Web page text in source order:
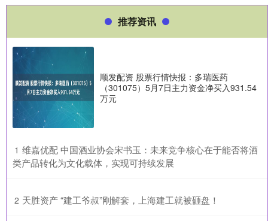
推荐资讯
顺发配资 股票行情快报：多瑞医药
（301075）5月7日主力资金净买入931.54
万元
1 ​维嘉优配 中国酒业协会宋书玉：未来竞争核心在于能否将酒
类产品转化为文化载体，实现可持续发展
2 ​天胜资产 “建工爷叔”刚解套，上海建工就被砸盘！